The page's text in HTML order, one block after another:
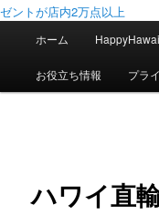
メ
メ
イ
ン
ホーム
お役立ち情報 プラ
ハワイ直